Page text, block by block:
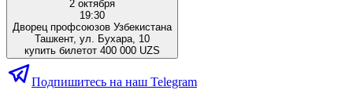
2 октября
19:30
Дворец профсоюзов Узбекистана
Ташкент, ул. Бухара, 10
купить билетот 400 000 UZS
Подпишитесь на наш Telegram